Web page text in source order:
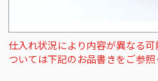
仕入れ状況により内容が異なる
ついては下記のお品書きをご参照